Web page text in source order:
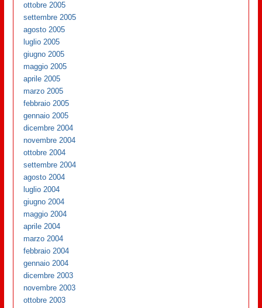
ottobre 2005
settembre 2005
agosto 2005
luglio 2005
giugno 2005
maggio 2005
aprile 2005
marzo 2005
febbraio 2005
gennaio 2005
dicembre 2004
novembre 2004
ottobre 2004
settembre 2004
agosto 2004
luglio 2004
giugno 2004
maggio 2004
aprile 2004
marzo 2004
febbraio 2004
gennaio 2004
dicembre 2003
novembre 2003
ottobre 2003